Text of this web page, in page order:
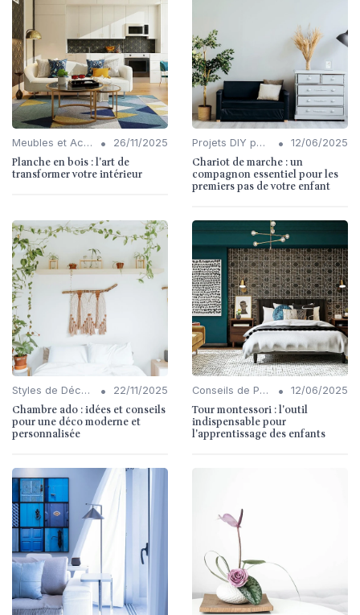
Meubles et Accessoires • 26/11/2025
Planche en bois : l'art de
transformer votre intérieur
Projets DIY pour l'Intérieur • 12/06/2025
Chariot de marche : un
compagnon essentiel pour les
premiers pas de votre enfant
Styles de Décoration Intérieure • 22/11/2025
Chambre ado : idées et conseils
pour une déco moderne et
personnalisée
Conseils de Personnalisation • 12/06/2025
Tour montessori : l'outil
indispensable pour
l'apprentissage des enfants